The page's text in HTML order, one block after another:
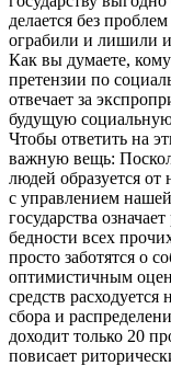
делается без
ограбили и лишили
Как вы думаете,
претензии по
отвечает за
будущую
Чтобы ответить на
важную вещь:
людей образуется от
с управлением
государства
бедности всех
просто заботятся о
оптимистичным
средств
сбора и
доходит только 20
повисает